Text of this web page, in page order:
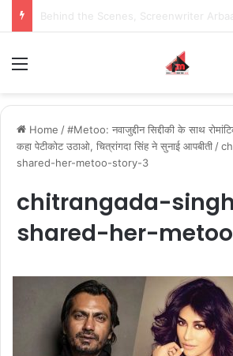
Home /#Metoo: नवाजुद्दीन सिद्दीकी के साथ
कहा पेटीकोट उठाओ, चित्रांगदा सिंह ने सुनाई आपबीती /
shared-her-metoo-story-3
chitrangada-
shared-her-